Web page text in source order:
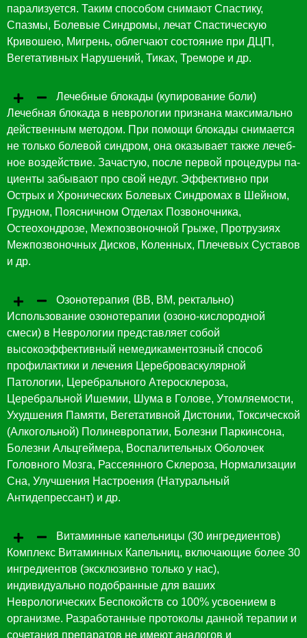
парализуется. Таким способом снимают Спастику,
Спазмы, Болевые Синдромы, лечат Спастическую
Кривошею, Мигрень, облегчают состояние при ДЦП,
Вегетативных Нарушений, Тиках, Треморе и др.
Лечебные блокады (купирование боли)
Ле­чеб­ная бло­када в нев­ро­логии приз­на­на мак­си­маль­но
дей­ствен­ным ме­тодом. При по­мощи бло­кады сни­ма­ет­ся
не толь­ко бо­левой син­дром, она ока­зыва­ет так­же ле­чеб­
ное воз­дей­ствие. За­час­тую, пос­ле пер­вой про­цеду­ры па­
ци­ен­ты за­быва­ют про свой не­дуг. Эффективно при
Острых и Хро­ничес­ких Бо­левых Син­дро­мах в Шей­ном,
Груд­ном, По­яс­ничном От­де­лах Поз­во­ноч­ника,
Остеохондрозе, Межпозвоночной Грыже, Протрузиях
Межпозвоночных Дисков, Коленных, Плечевых Суставов
и др.
Озонотерапия (ВВ, ВМ, ректально)
Использование озонотерапии (озоно-кислородной
смеси) в Неврологии представляет собой
высокоэффективный немедикаментозный способ
профилактики и лечения Цереброваскулярной
Патологии, Церебрального Атеросклероза,
Церебральной Ишемии, Шума в Голове, Утомляемости,
Ухудшения Памяти, Вегетативной Дистонии, Токсической
(Алкогольной) Полиневропатии, Болезни Паркинсона,
Болезни Альцгеймера, Воспалительных Оболочек
Головного Мозга, Рассеянного Склероза, Нормализации
Сна, Улучшения Настроения (Натуральный
Антидепрессант) и др.
Витаминные капельницы (30 ингредиентов)
Комплекс Витаминных Капельниц, включающие более 30
ингредиентов (эксклюзивно только у нас),
индивидуально подобранные для ваших
Неврологических Беспокойств со 100% усвоением в
организме. Разработанные протоколы данной терапии и
сочетания препаратов не имеют аналогов и